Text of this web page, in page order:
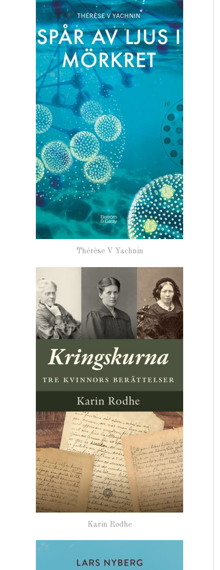
Thérèse V Yachnin
Karin Rodhe